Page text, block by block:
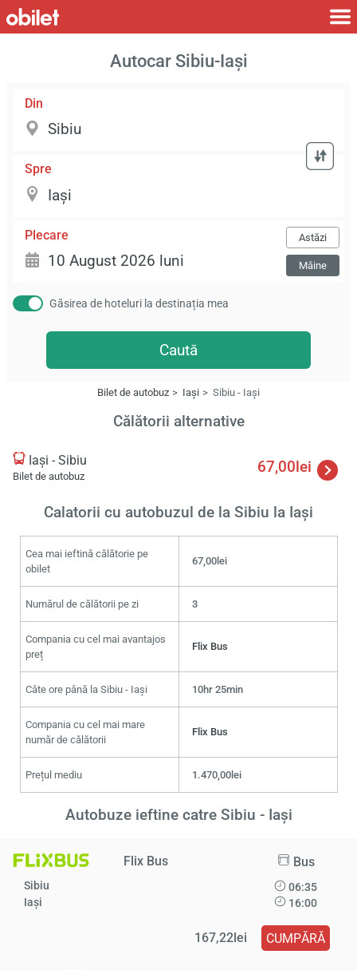
Autocar Sibiu-Iași
Din
Spre
Plecare Astăzi
Mâine
Găsirea de hoteluri la destinația mea
Caută
Bilet de autobuz Iași Sibiu - Iași
Călătorii alternative
Iași - Sibiu
Bilet de autobuz
67,00lei
Calatorii cu autobuzul de la Sibiu la Iași
Cea mai ieftină călătorie pe
obilet
67,00lei
Numărul de călătorii pe zi 3
Compania cu cel mai avantajos
preț
Flix Bus
Câte ore până la Sibiu - Iași 10hr 25min
Compania cu cel mai mare
număr de călătorii
Flix Bus
Prețul mediu 1.470,00lei
Autobuze ieftine catre Sibiu - Iași
Flix Bus Bus
Sibiu
Iași
06:35
16:00
167,22lei CUMPĂRĂ